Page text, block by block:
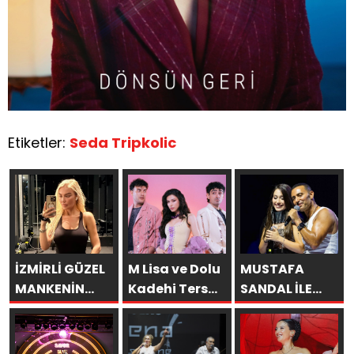
Etiketler: Seda Tripkolic
İZMİRLİ GÜZEL
MANKENİN
KULİSLERİ
HAREKETLENDİ:
YENİ PROJELER
M Lisa ve Dolu
Kadehi Ters
Tut’tan Yeni İş
Birliği: “Vişne”
MUSTAFA
SANDAL İLE
AYNI SAHNEDE
PARLADI:
AFRA’YA